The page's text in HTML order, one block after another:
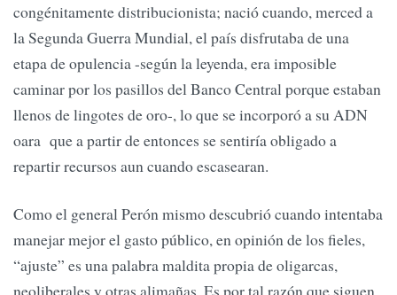
congénitamente distribucionista; nació cuando, merced a
la Segunda Guerra Mundial, el país disfrutaba de una
etapa de opulencia -según la leyenda, era imposible
caminar por los pasillos del Banco Central porque estaban
llenos de lingotes de oro-, lo que se incorporó a su ADN
oara que a partir de entonces se sentiría obligado a
repartir recursos aun cuando escasearan.
Como el general Perón mismo descubrió cuando intentaba
manejar mejor el gasto público, en opinión de los fieles,
“ajuste” es una palabra maldita propia de oligarcas,
neoliberales y otras alimañas. Es por tal razón que siguen